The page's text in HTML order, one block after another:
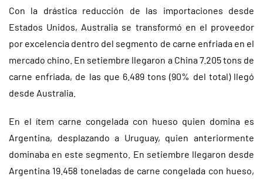
Con la drástica reducción de las importaciones desde
Estados Unidos, Australia se transformó en el proveedor
por excelencia dentro del segmento de carne enfriada en el
mercado chino. En setiembre llegaron a China 7.205 tons de
carne enfriada, de las que 6.489 tons (90% del total) llegó
desde Australia.
En el ítem carne congelada con hueso quien domina es
Argentina, desplazando a Uruguay, quien anteriormente
dominaba en este segmento. En setiembre llegaron desde
Argentina 19.458 toneladas de carne congelada con hueso,